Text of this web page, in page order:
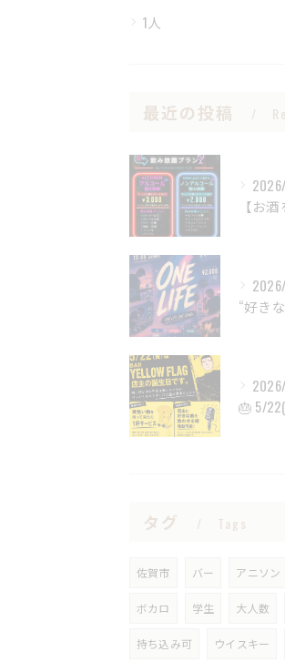
1人
最近の投稿
🎂 5/
タグ Tags
佐賀市 バー アニソン
ボカロ 学生 大人数
持ち込み可 ウイスキー